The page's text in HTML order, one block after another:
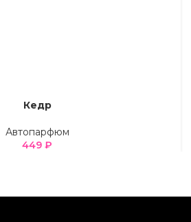
Кедр
Автопарфюм
449 ₽